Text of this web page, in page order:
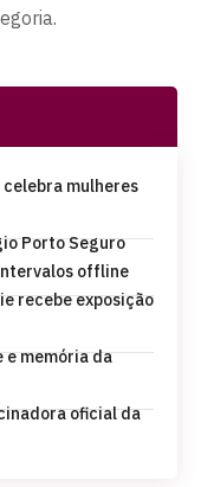
mulheres
Porto Seguro
offline
recebe exposição
e memória da
oficial da